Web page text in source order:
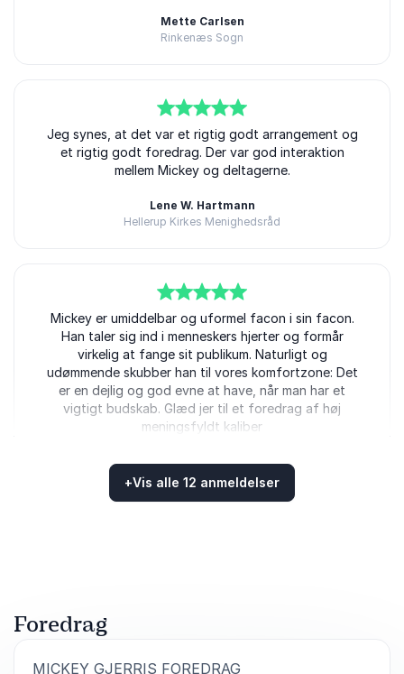
Mette Carlsen
Rinkenæs Sogn
5ud af5
Jeg synes, at det var et rigtig godt arrangement og
et rigtig godt foredrag. Der var god interaktion
mellem Mickey og deltagerne.
Lene W. Hartmann
Hellerup Kirkes Menighedsråd
ud af 5
Mickey er umiddelbar og uformel facon i sin facon.
Han taler sig ind i menneskers hjerter og formår
virkelig at fange sit publikum. Naturligt og
udømmende skubber han til vores komfortzone: Det
er en dejlig og god evne at have, når man har et
vigtigt budskab. Glæd jer til et foredrag af høj
meningsfyldt kaliber
Isabel Ebbesen
Naturvejleder
Mickey Gjerris
Mickeys gavmilde ordstrøm fletter sig ind og ud af
Alt sammen serveret med en lethed og en humor, som
+Vis alle 12 anmeldelser
Foredrag
MICKEY GJERRIS FOREDRAG